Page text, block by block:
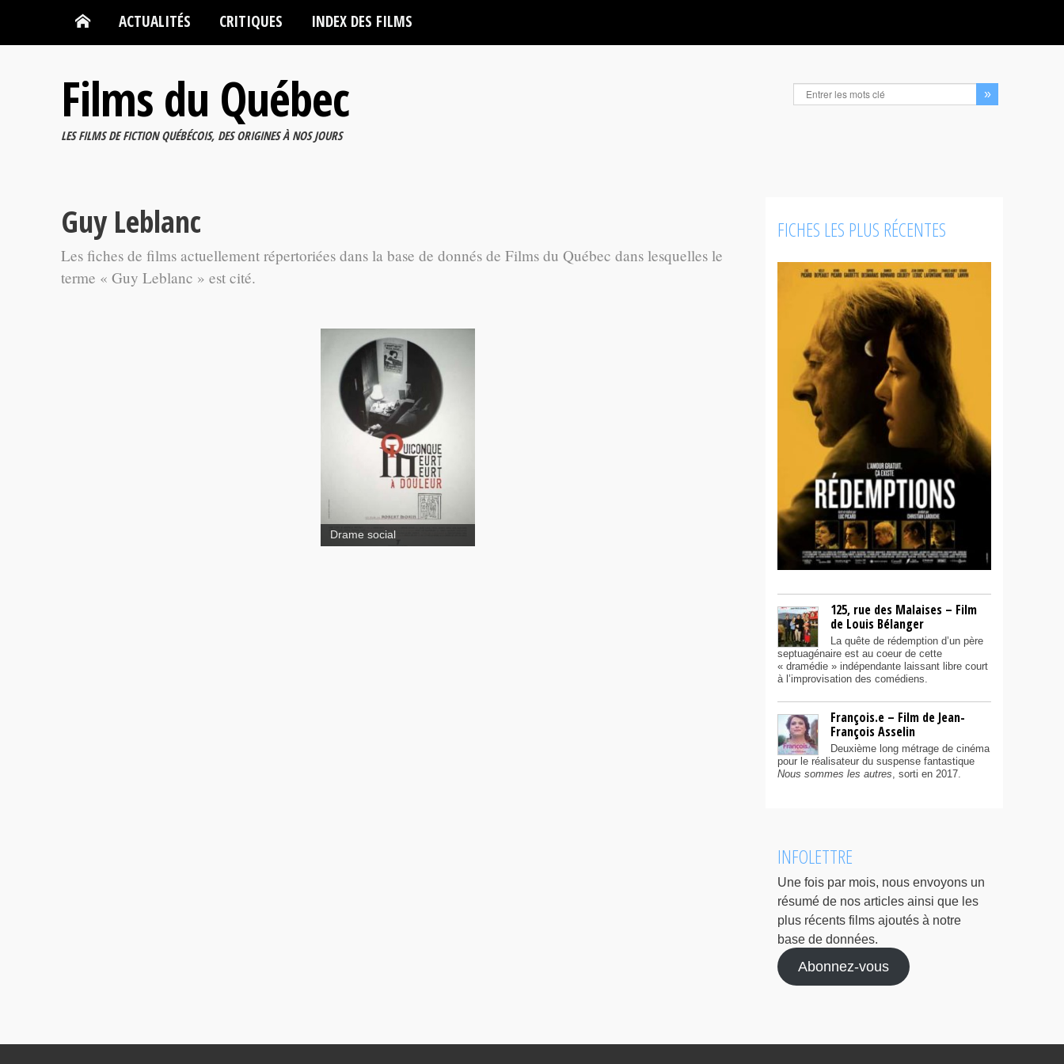
ACTUALITÉS CRITIQUES INDEX DES FILMS
Films du Québec
LES FILMS DE FICTION QUÉBÉCOIS, DES ORIGINES À NOS JOURS
Guy Leblanc
Les fiches de films actuellement répertoriées dans la base de donnés de Films du Québec dans lesquelles le
terme « Guy Leblanc » est cité.
Quiconque meurt, meurt
à douleur
Drame social
FICHES LES PLUS RÉCENTES
125, rue des Malaises – Film
de Louis Bélanger
La quête de rédemption d’un père
septuagénaire est au coeur de cette
« dramédie » indépendante laissant libre court
à l’improvisation des comédiens.
François.e – Film de Jean-
François Asselin
Deuxième long métrage de cinéma
pour le réalisateur du suspense fantastique
Nous sommes les autres, sorti en 2017.
INFOLETTRE
Une fois par mois, nous envoyons un
résumé de nos articles ainsi que les
plus récents films ajoutés à notre
base de données.
Abonnez-vous